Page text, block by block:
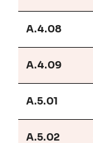
A.4.08
A.4.09
A.5.01
A.5.02